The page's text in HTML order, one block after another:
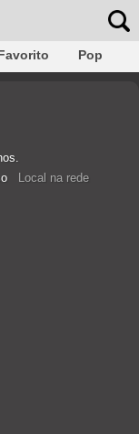
Pop
Local na rede